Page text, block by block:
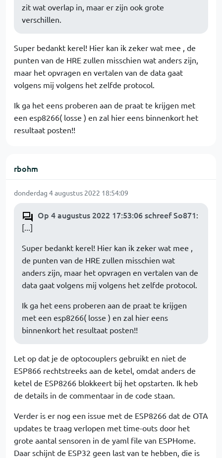
zit wat overlap in, maar er zijn ook grote
verschillen.
Super bedankt kerel! Hier kan ik zeker wat mee , de
punten van de HRE zullen misschien wat anders zijn,
maar het opvragen en vertalen van de data gaat
volgens mij volgens het zelfde protocol.
Ik ga het eens proberen aan de praat te krijgen met
een esp8266( losse ) en zal hier eens binnenkort het
resultaat posten!!
rbohm
donderdag 4 augustus 2022 18:54:09
Op 4 augustus 2022 17:53:06 schreef So871:
[...]
Super bedankt kerel! Hier kan ik zeker wat mee ,
de punten van de HRE zullen misschien wat
anders zijn, maar het opvragen en vertalen van de
data gaat volgens mij volgens het zelfde protocol.
Ik ga het eens proberen aan de praat te krijgen
met een esp8266( losse ) en zal hier eens
binnenkort het resultaat posten!!
Let op dat je de optocouplers gebruikt en niet de
ESP866 rechtstreeks aan de ketel, omdat anders de
ketel de ESP8266 blokkeert bij het opstarten. Ik heb
de details in de commentaar in de code staan.
Verder is er nog een issue met de ESP8266 dat de OTA
updates te traag verlopen met time-outs door het
grote aantal sensoren in de yaml file van ESPHome.
Daar schijnt de ESP32 geen last van te hebben, die is